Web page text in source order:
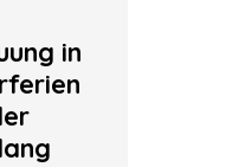
in